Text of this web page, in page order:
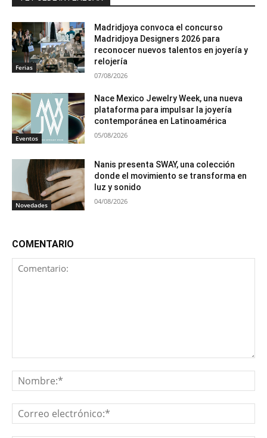
Ferias
Madridjoya convoca el concurso
Madridjoya Designers 2026 para
reconocer nuevos talentos en joyería y
relojería
07/08/2026
Eventos
Nace Mexico Jewelry Week, una nueva
plataforma para impulsar la joyería
contemporánea en Latinoamérica
05/08/2026
Novedades
Nanis presenta SWAY, una colección
donde el movimiento se transforma en
luz y sonido
04/08/2026
COMENTARIO